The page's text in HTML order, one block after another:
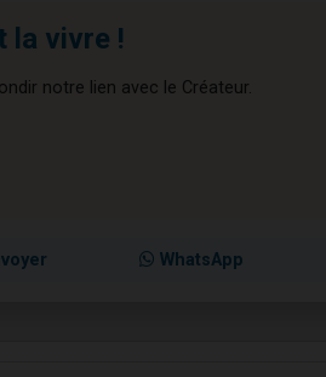
la vivre !
notre lien avec le Créateur.
WhatsApp